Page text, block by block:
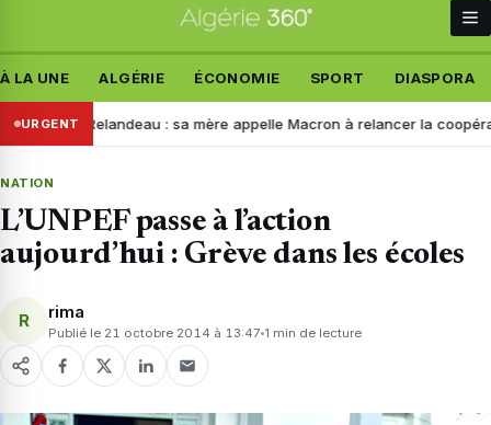
À LA UNE ALGÉRIE ÉCONOMIE SPORT DIASPORA
URGENTRelandeau : sa mère appelle Macron à relancer la coopération
NATION
L’UNPEF passe à l’action
aujourd’hui : Grève dans les écoles
R rima
Publié le 21 octobre 2014 à 13:47 1 min de lecture